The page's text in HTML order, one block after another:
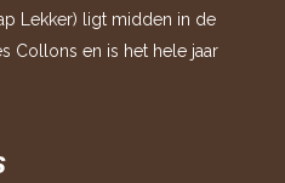
Lekker) ligt midden in de
Collons en is het hele jaar